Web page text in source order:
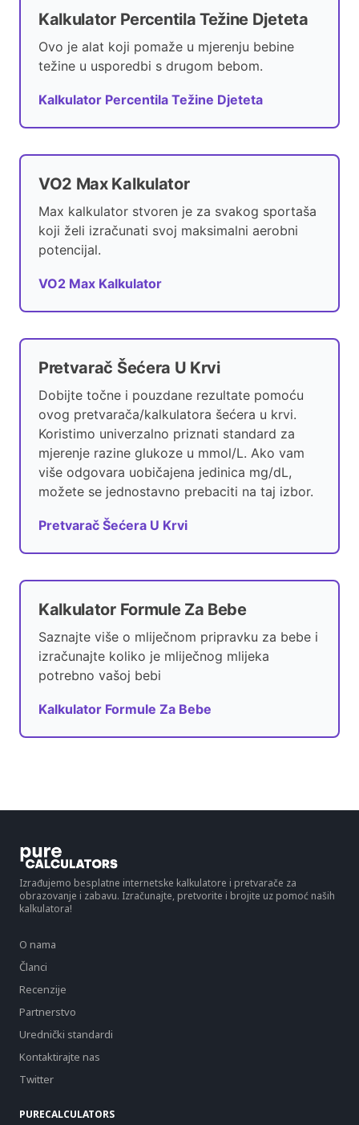
Kalkulator Percentila Težine Djeteta
Ovo je alat koji pomaže u mjerenju bebine
težine u usporedbi s drugom bebom.
Kalkulator Percentila Težine Djeteta
VO2 Max Kalkulator
Max kalkulator stvoren je za svakog sportaša
koji želi izračunati svoj maksimalni aerobni
potencijal.
VO2 Max Kalkulator
Pretvarač Šećera U Krvi
Dobijte točne i pouzdane rezultate pomoću
ovog pretvarača/kalkulatora šećera u krvi.
Koristimo univerzalno priznati standard za
mjerenje razine glukoze u mmol/L. Ako vam
više odgovara uobičajena jedinica mg/dL,
možete se jednostavno prebaciti na taj izbor.
Pretvarač Šećera U Krvi
Kalkulator Formule Za Bebe
Saznajte više o mliječnom pripravku za bebe i
izračunajte koliko je mliječnog mlijeka
potrebno vašoj bebi
Kalkulator Formule Za Bebe
Izrađujemo besplatne internetske kalkulatore i pretvarače za
obrazovanje i zabavu. Izračunajte, pretvorite i brojite uz pomoć naših
kalkulatora!
O nama
Članci
Recenzije
Partnerstvo
Urednički standardi
Kontaktirajte nas
Twitter
PURECALCULATORS